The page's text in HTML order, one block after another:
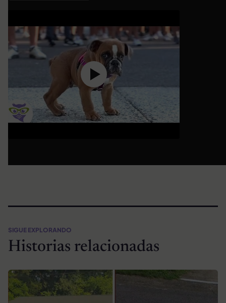
SIGUE EXPLORANDO
Historias relacionadas